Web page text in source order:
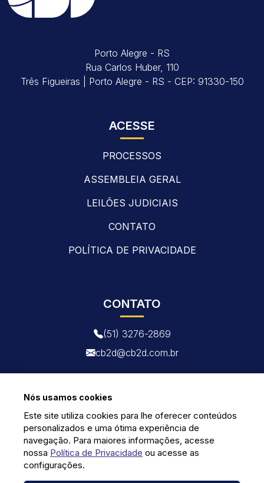
Porto Alegre - RS
Rua Carlos Huber, 110
Três Figueiras | Porto Alegre - RS - CEP: 91330-150
ACESSE
PROCESSOS
ASSEMBLEIA GERAL
LEILÕES JUDICIAIS
CONTATO
POLÍTICA DE PRIVACIDADE
CONTATO
(51) 3276-2869
cb2d@cb2d.com.br
Nós usamos cookies
Este site utiliza cookies para lhe oferecer conteúdos
personalizados e uma ótima experiência de
navegação. Para maiores informações, acesse
nossa Política de Privacidade ou acesse as
configurações.